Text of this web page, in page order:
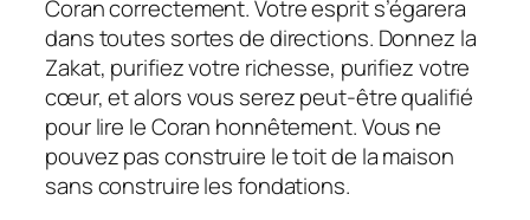
Coran correctement. Votre esprit s’égarera
dans toutes sortes de directions. Donnez la
Zakat, purifiez votre richesse, purifiez votre
cœur, et alors vous serez peut-être qualifié
pour lire le Coran honnêtement. Vous ne
pouvez pas construire le toit de la maison
sans construire les fondations.